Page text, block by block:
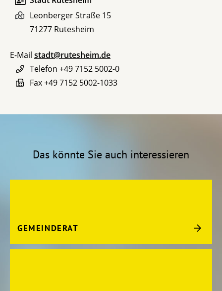
Leonberger Straße 15
71277 Rutesheim
E-Mail stadt@rutesheim.de
Telefon +49 7152 5002-0
Fax+49 7152 5002-1033
Das könnte Sie auch interessieren
GEMEINDERAT